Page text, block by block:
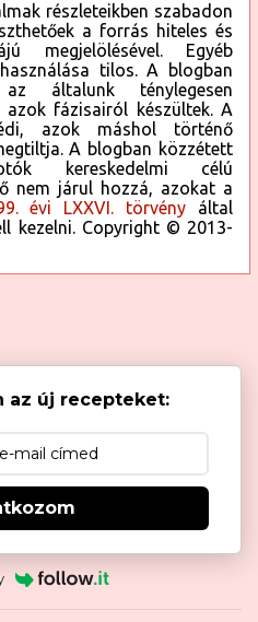
részleteikben szabadon
a forrás hiteles és
megjelölésével. Egyéb
tilos. A blogban
általunk ténylegesen
fázisairól készültek. A
azok máshol történő
A blogban közzétett
kereskedelmi célú
nem járul hozzá, azokat a
évi LXXVI. törvény által
kezelni. Copyright © 2013-
az új recepteket: